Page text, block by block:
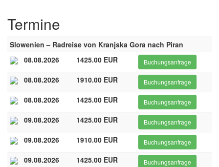
Termine
Slowenien – Radreise von Kranjska Gora nach Piran
08.08.2026
1425.00 EUR Buchungsanfrage
08.08.2026 1910.00 EUR Buchungsanfrage
08.08.2026 1425.00 EUR Buchungsanfrage
09.08.2026 1425.00 EUR Buchungsanfrage
09.08.2026 1910.00 EUR Buchungsanfrage
09.08.2026 1425.00 EUR Buchungsanfrage